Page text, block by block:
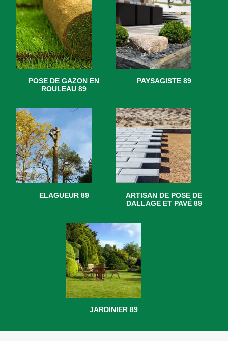
POSE DE GAZON EN
ROULEAU 89
PAYSAGISTE 89
ELAGUEUR 89
ARTISAN DE POSE DE
DALLAGE ET PAVÉ 89
JARDINIER 89